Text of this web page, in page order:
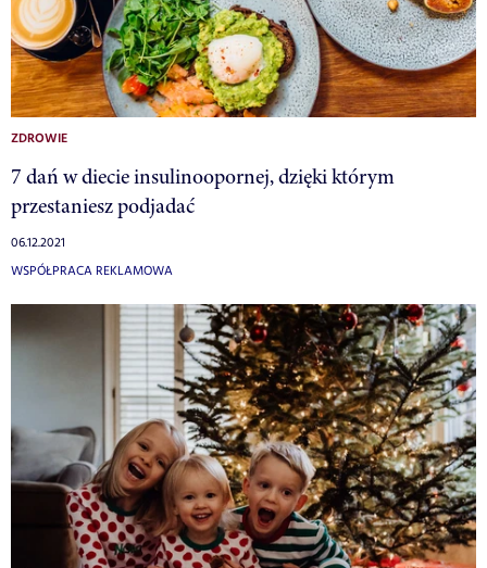
ZDROWIE
7 dań w diecie insulinoopornej, dzięki którym
przestaniesz podjadać
06.12.2021
WSPÓŁPRACA REKLAMOWA